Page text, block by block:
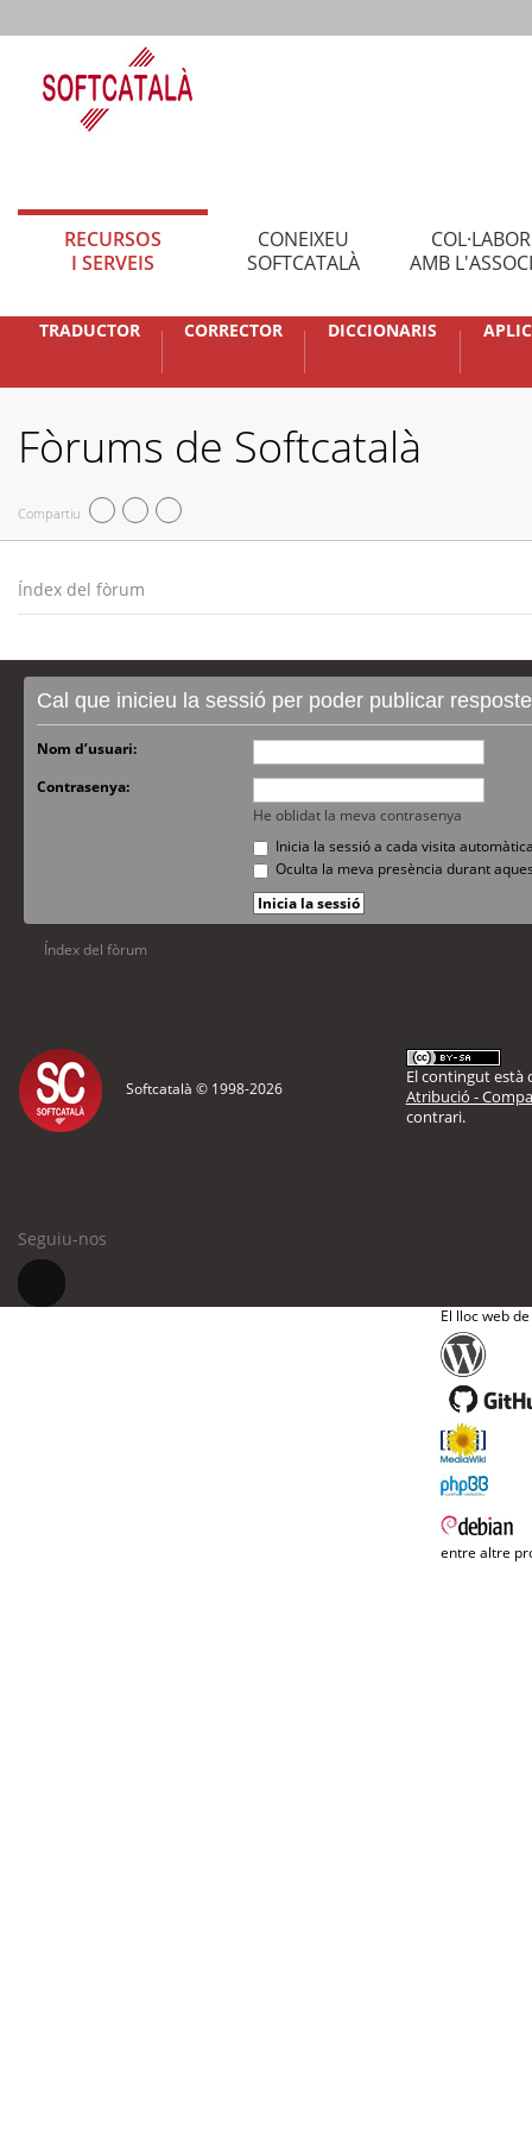
RECURSOS
I SERVEIS
CONEIXEU
SOFTCATALÀ
AMB
TRADUCTOR CORRECTOR DICCIONARIS
Fòrums de Softcatalà
Compartiu
Índex del fòrum
Cal que inicieu la sessió per poder publicar
Nom d’usuari:
Contrasenya:
He oblidat la meva contrasenya
Inicia la sessió a cada visita
Oculta la meva presència durant
Índex del fòrum
Softcatalà © 1998-2026
El contingut està
Atribució -
contrari.
Seguiu-nos
El lloc web
entre altre